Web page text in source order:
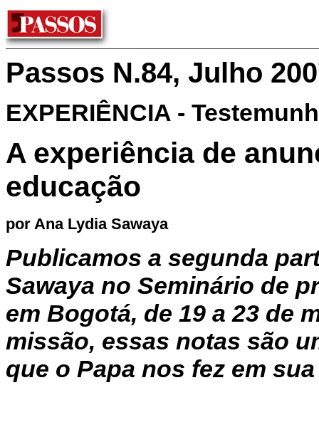
Passos N.84, Julho
EXPERIÊNCIA -
A experiência de
educação
por Ana Lydia Sawaya
Publicamos a segunda
Sawaya no Seminário de
em Bogotá, de 19 a 23 de
missão, essas notas são
que o Papa nos fez em